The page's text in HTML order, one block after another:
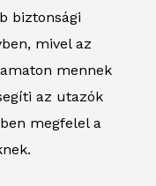
biztonsági
mivel az
mennek
az utazók
megfelel a